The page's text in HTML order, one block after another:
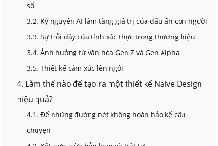
số
3.2. Kỷ nguyên AI làm tăng giá trị của dấu ấn con người
3.3. Sự trỗi dậy của tính xác thực trong thương hiệu
3.4. Ảnh hưởng từ văn hóa Gen Z và Gen Alpha
3.5. Thiết kế cảm xúc lên ngôi
4. Làm thế nào để tạo ra một thiết kế Naive Design
hiệu quả?
4.1. Để những đường nét không hoàn hảo kể câu
chuyện